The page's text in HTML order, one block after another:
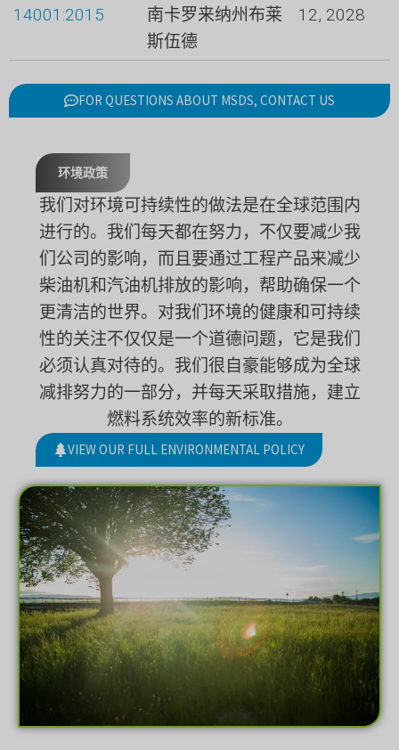
14001:2015
南卡罗来纳州布莱
斯伍德
12, 2028
FOR QUESTIONS ABOUT MSDS, CONTACT US
环境政策
我们对环境可持续性的做法是在全球范围内
进行的。我们每天都在努力，不仅要减少我
们公司的影响，而且要通过工程产品来减少
柴油机和汽油机排放的影响，帮助确保一个
更清洁的世界。对我们环境的健康和可持续
性的关注不仅仅是一个道德问题，它是我们
必须认真对待的。我们很自豪能够成为全球
减排努力的一部分，并每天采取措施，建立
燃料系统效率的新标准。
VIEW OUR FULL ENVIRONMENTAL POLICY